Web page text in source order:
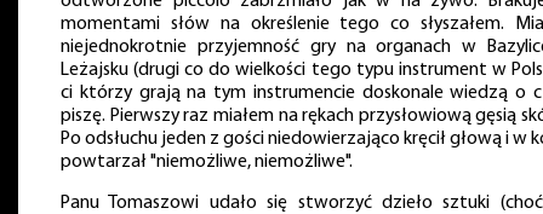
momentami słów na określenie tego co słyszałem.
niejednokrotnie przyjemność gry na organach w
Leżajsku (drugi co do wielkości tego typu instrument w
ci którzy grają na tym instrumencie doskonale wiedzą o
piszę. Pierwszy raz miałem na rękach przysłowiową gęsią
Po odsłuchu jeden z gości niedowierzająco kręcił głową i w
powtarzał "niemożliwe, niemożliwe".
Panu Tomaszowi udało się stworzyć dzieło sztuki